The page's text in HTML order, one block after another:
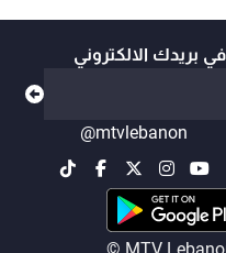
بريدك الالكتروني
@mtvlebanon